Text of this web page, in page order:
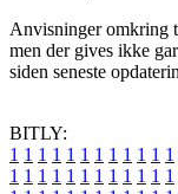
Anvisninger omkring
men der gives ikke
siden seneste
BITLY:
1 1 1 1 1 1 1 1 1 1 1 1
1 1 1 1 1 1 1 1 1 1 1 1